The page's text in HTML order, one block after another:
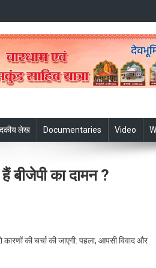
लेख Documentaries Video
का दामन ?
की चर्चा की जाएगी: पहला, आपसी विवाद और